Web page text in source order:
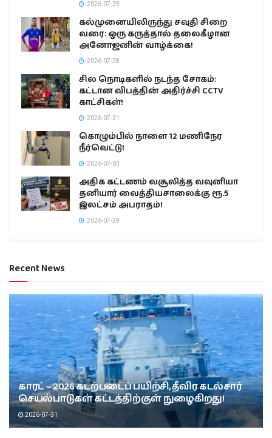
2026-07-29
கல்முனையிலிருந்து சவுதி சிறை
வரை: ஒரு கருத்தால் தலைகீழான
அனோஜனின் வாழ்க்கை!
2026-07-28
சில நொடிகளில் நடந்த சோகம்:
கட்டான விபத்தின் அதிர்ச்சி CCTV
காட்சிகள்!
2026-07-31
கொழும்பில் நாளை 12 மணிநேர
நீர்வெட்டு!
2026-07-03
அதிக கட்டணம் வசூலித்த வவுனியா
தனியார் வைத்தியசாலைக்கு ரூ.5
இலட்சம் அபராதம்!
2026-07-29
Recent News
காரட் – 2026 கடற்படைப் பயிற்சி, தீவிர கடல்சார்
செயல்பாடுகள் கட்டத்திற்குள் நுழைகிறது!
2026-07-31